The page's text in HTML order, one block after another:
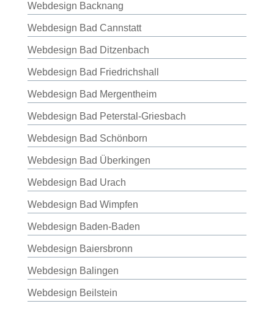
Webdesign Backnang
Webdesign Bad Cannstatt
Webdesign Bad Ditzenbach
Webdesign Bad Friedrichshall
Webdesign Bad Mergentheim
Webdesign Bad Peterstal-Griesbach
Webdesign Bad Schönborn
Webdesign Bad Überkingen
Webdesign Bad Urach
Webdesign Bad Wimpfen
Webdesign Baden-Baden
Webdesign Baiersbronn
Webdesign Balingen
Webdesign Beilstein